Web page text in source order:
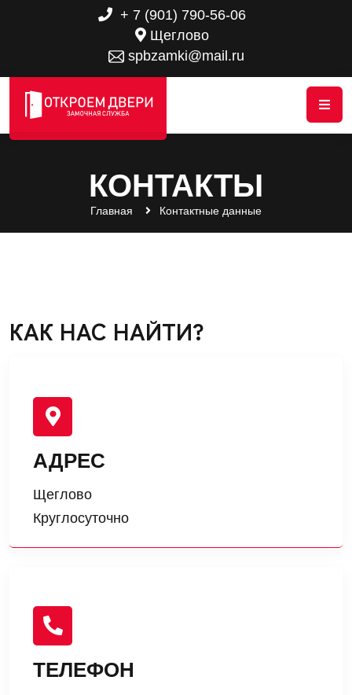
+ 7 (901) 790-56-06
Щеглово
spbzamki@mail.ru
КОНТАКТЫ
Главная Контактные данные
КАК НАС НАЙТИ?
АДРЕС
Щеглово
Круглосуточно
ТЕЛЕФОН